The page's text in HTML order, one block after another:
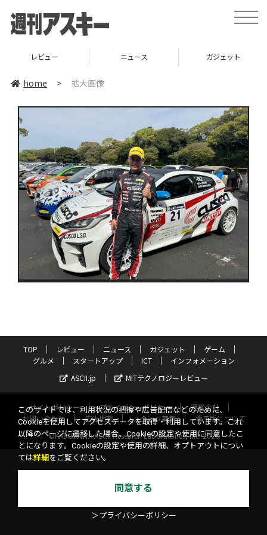
toggle
レビュー ニュース ガジェット
home > 拡大画像
TOP レビュー ニュース ガジェット
ゲーム
グルメ
スタートアップ ICT
インフォメーション
ASCII.jp
MITテクノロジーレビュー
サイトポリシー プライバシーポリシー
運営会社
お問い合わせ
広告掲載 スタッフ募集
電子版について
©KADOKAWA ASCII Research Laboratories, Inc. 2026
このサイトでは、利用状況の把握や広告配信などのために、
Cookieを使用してアクセスデータを取得・利用しています。これ
以降のページに遷移した場合、Cookieの設定や使用に同意したこ
とになります。Cookieの設定や使用の詳細、オプトアウトについ
ては詳細 をご覧ください。
同意する
＞プライバシーポリシー